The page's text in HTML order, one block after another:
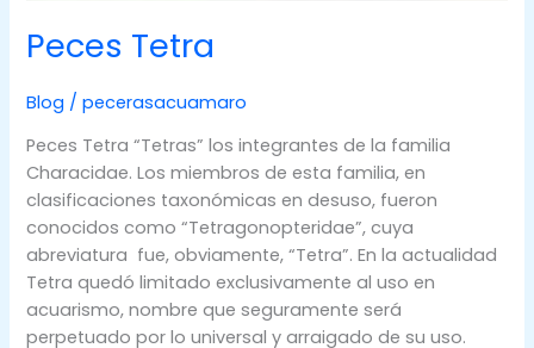
Peces Tetra
Blog /pecerasacuamaro
Peces Tetra “Tetras” los integrantes de la familia
Characidae. Los miembros de esta familia, en
clasificaciones taxonómicas en desuso, fueron
conocidos como “Tetragonopteridae”, cuya
abreviatura fue, obviamente, “Tetra”. En la actualidad
Tetra quedó limitado exclusivamente al uso en
acuarismo, nombre que seguramente será
perpetuado por lo universal y arraigado de su uso.